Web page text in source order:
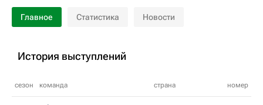
Главное Статистика Новости
История выступлений
сезон команда страна номер